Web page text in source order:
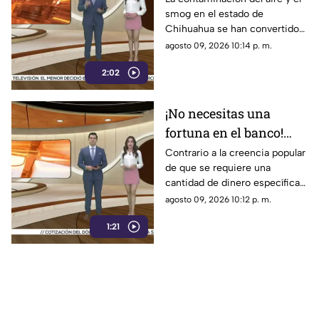
2:02
cruces internacionales
podría agravar asma,
alergias e infecciones
smog en el estado de
Chihuahua se han convertido
en factores clave para el
Secretaría de Salud Estatal
agosto 09, 2026 10:14 p. m.
1:21
¡No necesitas una
fortuna en el banco!
Esto es lo que
realmente toma en
cuenta EU para aprobar
la visa de turista
Contrario a la creencia popular
de que se requiere una
cantidad de dinero específica
en el banco para obtener la
agosto 09, 2026 10:12 p. m.